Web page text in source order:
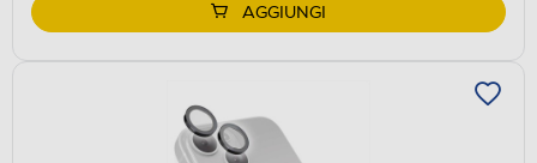
AGGIUNGI